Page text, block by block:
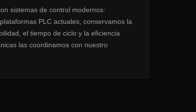
sistemas de control modernos:
PLC actuales, conservamos la
el tiempo de ciclo y la eficiencia
las coordinamos con nuestro